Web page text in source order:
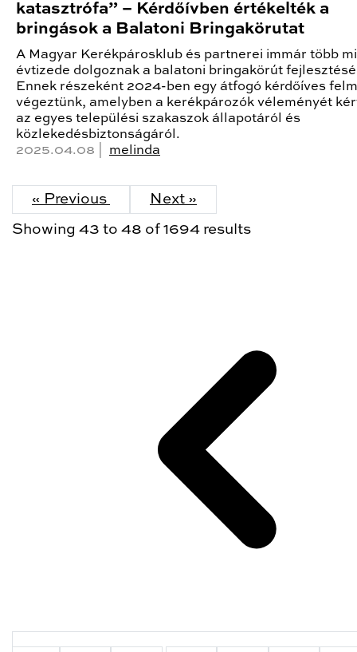
katasztrófa” – Kérdőívben értékelték a
bringások a Balatoni Bringakörutat
A Magyar Kerékpárosklub és partnerei immár több
évtizede dolgoznak a balatoni bringakörút
Ennek részeként 2024-ben egy átfogó kérdőíves
végeztünk, amelyben a kerékpározók véleményét
az egyes települési szakaszok állapotáról és
közlekedésbiztonságáról.
2025.04.08 | melinda
« Previous Next »
Showing 43 to 48 of 1694 results